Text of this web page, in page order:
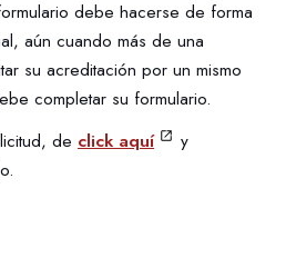
debe hacerse de forma
aún cuando más de una
su acreditación por un mismo
completar su formulario.
declick aquí
y